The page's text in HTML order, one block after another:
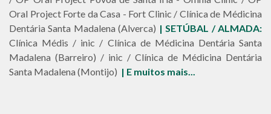
Oral Project Forte da Casa - Fort Clinic / Clínica de Médicina
Dentária Santa Madalena (Alverca) | SETÚBAL / ALMADA:
Clínica Médis / inic / Clínica de Médicina Dentária Santa
Madalena (Barreiro) / inic / Clínica de Médicina Dentária
Santa Madalena (Montijo) | E muitos mais...